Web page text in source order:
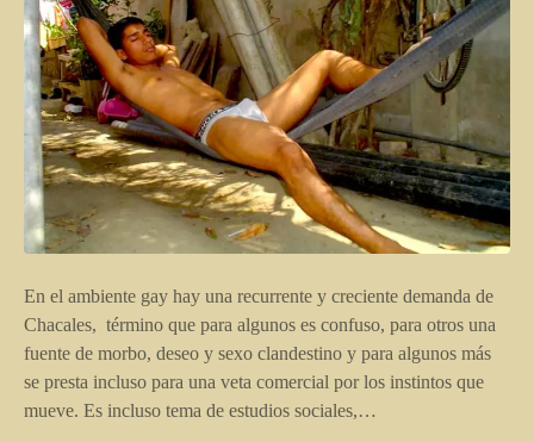
En el ambiente gay hay una recurrente y creciente demanda de
Chacales, término que para algunos es confuso, para otros una
fuente de morbo, deseo y sexo clandestino y para algunos más
se presta incluso para una veta comercial por los instintos que
mueve. Es incluso tema de estudios sociales,…